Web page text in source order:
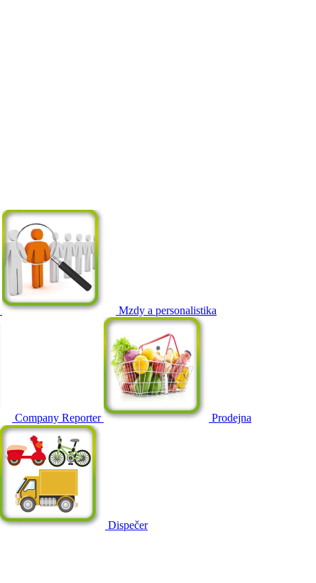
Mzdy a personalistika
Company Reporter Prodejna
Dispečer